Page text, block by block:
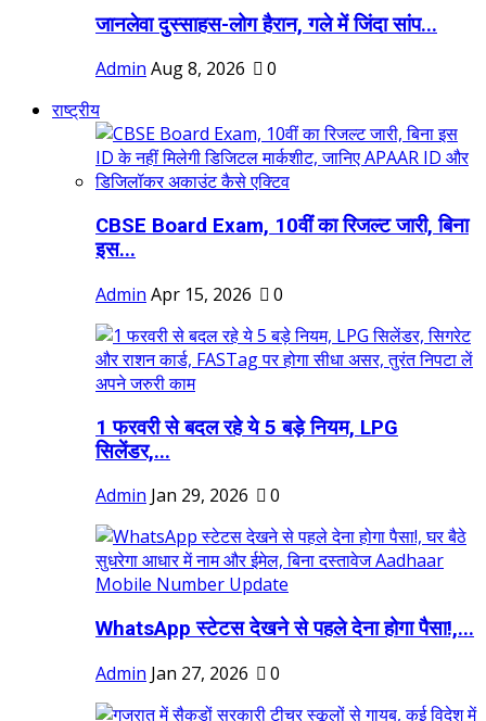
जानलेवा दुस्साहस-लोग हैरान, गले में जिंदा सांप...
Admin Aug 8, 2026
0
राष्ट्रीय
CBSE Board Exam, 10वीं का रिजल्ट जारी, बिना
इस...
Admin Apr 15, 2026 0
1 फरवरी से बदल रहे ये 5 बड़े नियम, LPG
सिलेंडर,...
Admin Jan 29, 2026 0
WhatsApp स्टेटस देखने से पहले देना होगा पैसा!,...
Admin Jan 27, 2026 0